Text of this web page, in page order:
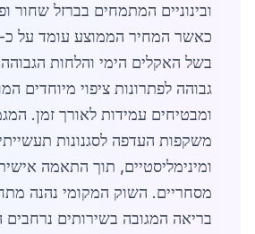
ובינוניים המתמחים בברזל שחור
בשל האקלים הימי והלחות
גבוהה לפתרונות ציפוי מיוחדים
ומבטיחים עמידות לאורך זמן.
משקפות העדפה לסגנונות
ומינימליסטיים, תוך התאמה
מסחריים. השוק המקומי נהנה
בריאה המגובה בשירותים נרחבים